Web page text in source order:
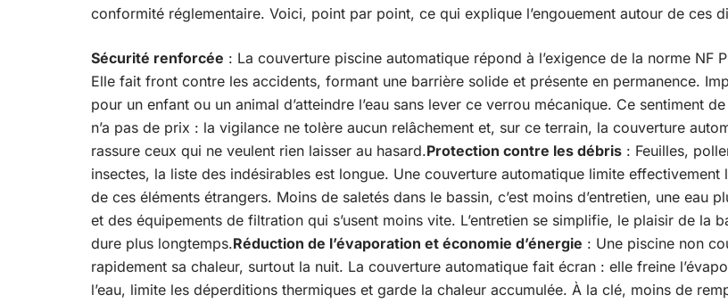
conformité réglementaire. Voici, point par point, ce qui explique l’engouement autour de ces
Sécurité renforcée : La couverture piscine automatique répond à l’exigence de la norme NF
Elle fait front contre les accidents, formant une barrière solide et présente en permanence.
pour un enfant ou un animal d’atteindre l’eau sans lever ce verrou mécanique. Ce sentiment
n’a pas de prix : la vigilance ne tolère aucun relâchement et, sur ce terrain, la couverture
rassure ceux qui ne veulent rien laisser au hasard.Protection contre les débris : Feuilles,
insectes, la liste des indésirables est longue. Une couverture automatique limite effectivement
de ces éléments étrangers. Moins de saletés dans le bassin, c’est moins d’entretien, une eau
et des équipements de filtration qui s’usent moins vite. L’entretien se simplifie, le plaisir de la
dure plus longtemps.Réduction de l’évaporation et économie d’énergie : Une piscine non
rapidement sa chaleur, surtout la nuit. La couverture automatique fait écran : elle freine
l’eau, limite les déperditions thermiques et garde la chaleur accumulée. À la clé, moins de